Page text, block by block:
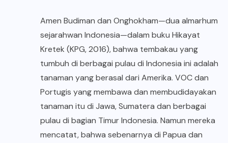
Amen Budiman dan Onghokham—dua almarhum
sejarahwan Indonesia—dalam buku Hikayat
Kretek (KPG, 2016), bahwa tembakau yang
tumbuh di berbagai pulau di Indonesia ini adalah
tanaman yang berasal dari Amerika. VOC dan
Portugis yang membawa dan membudidayakan
tanaman itu di Jawa, Sumatera dan berbagai
pulau di bagian Timur Indonesia. Namun mereka
mencatat, bahwa sebenarnya di Papua dan